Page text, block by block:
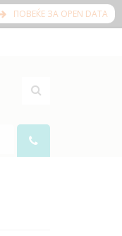
ПОВЕЌЕ ЗА OPEN DATA